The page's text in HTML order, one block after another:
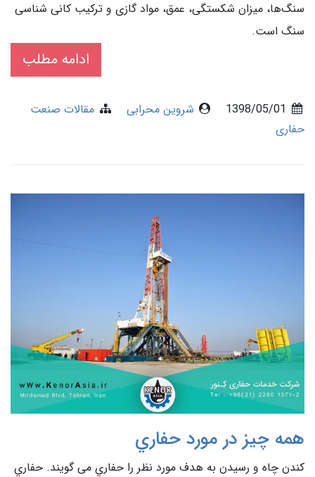
سنگ‌ها، میزان شکستگی، عمق، مواد گازی و ترکیب کانی شناسی
سنگ است.
ادامه مطلب
شروین محرابی
مقالات صنعت
حفاری
همه چیز در مورد حفاري
کندن چاه و رسيدن به هدف مورد نظر را حفاري می گويند. حفاري